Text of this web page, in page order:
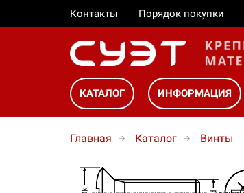
Контакты Порядок покупки
КАТАЛОГ ИНФОРМАЦИЯ
Главная Каталог Винты